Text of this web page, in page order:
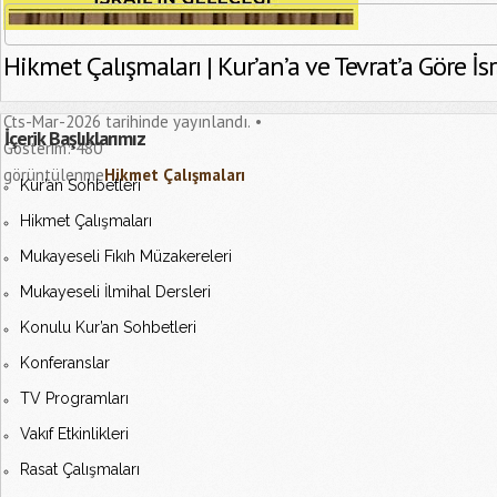
Hikmet Çalışmaları | Kur’an’a ve Tevrat’a Göre
Cts-Mar-2026 tarihinde yayınlandı.
Gösterim: 480
görüntülenmeHikmet Çalışmaları
İçerik Başlıklarımız
Kur’an Sohbetleri
Hikmet Çalışmaları
Mukayeseli Fıkıh Müzakereleri
Mukayeseli İlmihal Dersleri
Konulu Kur’an Sohbetleri
Konferanslar
TV Programları
Vakıf Etkinlikleri
Rasat Çalışmaları